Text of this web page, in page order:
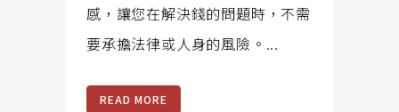
感，讓您在解決錢的問題時，不需
要承擔法律或人身的風險。...
READ MORE